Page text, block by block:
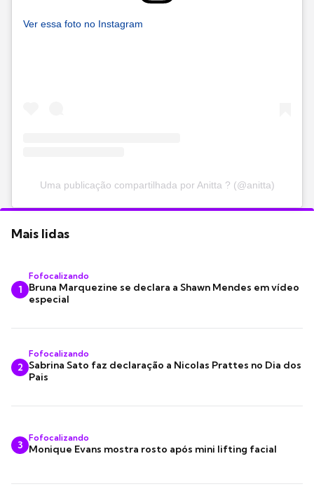
Ver essa foto no Instagram
Uma publicação compartilhada por Anitta ? (@anitta)
Mais lidas
1
Fofocalizando
Bruna Marquezine se declara a Shawn Mendes em vídeo
especial
2
Fofocalizando
Sabrina Sato faz declaração a Nicolas Prattes no Dia dos
Pais
3
Fofocalizando
Monique Evans mostra rosto após mini lifting facial